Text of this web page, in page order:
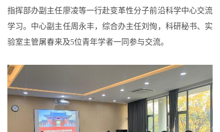
指挥部办副主任廖凌等一行赴变革性分子前沿科学中心交流
学习。中心副主任周永丰，综合办主任刘恂，科研秘书、实
验室主管屠春来及5位青年学者一同参与交流。